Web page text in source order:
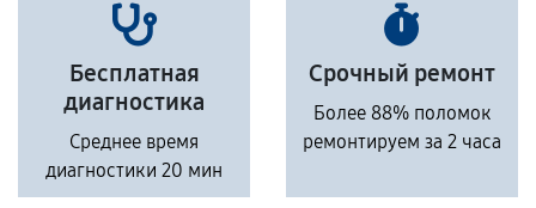
Бесплатная
диагностика
Среднее время
диагностики 20 мин
Срочный ремонт
Более 88% поломок
ремонтируем за 2 часа